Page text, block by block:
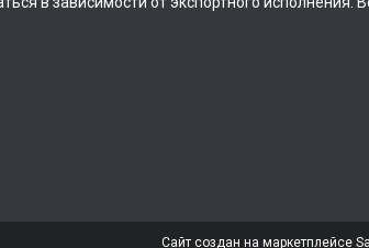
Сайт создан на маркетплейсе